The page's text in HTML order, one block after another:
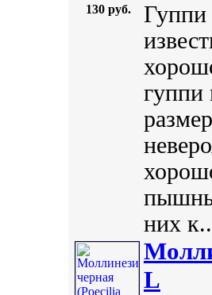
130 руб.
Гуппи
гуппи
них
L